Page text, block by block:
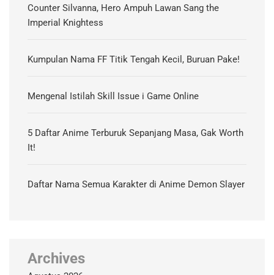
Counter Silvanna, Hero Ampuh Lawan Sang the
Imperial Knightess
Kumpulan Nama FF Titik Tengah Kecil, Buruan Pake!
Mengenal Istilah Skill Issue i Game Online
5 Daftar Anime Terburuk Sepanjang Masa, Gak Worth
It!
Daftar Nama Semua Karakter di Anime Demon Slayer
Archives